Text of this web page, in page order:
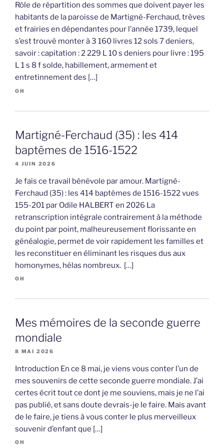
Rôle de répartition des sommes que doivent payer les
habitants de la paroisse de Martigné-Ferchaud, trèves
et frairies en dépendantes pour l’année 1739, lequel
s’est trouvé monter à 3 160 livres 12 sols 7 deniers,
savoir : capitation : 2 229 L 10 s deniers pour livre : 195
L 1 s 8 f solde, habillement, armement et
entretinnement des […]
OH
Martigné-Ferchaud (35) : les 414
baptêmes de 1516-1522
4 JUIN 2026
Je fais ce travail bénévole par amour. Martigné-
Ferchaud (35) : les 414 baptêmes de 1516-1522 vues
155-201 par Odile HALBERT en 2026 La
retranscription intégrale contrairement à la méthode
du point par point, malheureusement florissante en
généalogie, permet de voir rapidement les familles et
les reconstituer en éliminant les risques dus aux
homonymes, hélas nombreux. […]
OH
Mes mémoires de la seconde guerre
mondiale
8 MAI 2026
Introduction En ce 8 mai, je viens vous conter l’un de
mes souvenirs de cette seconde guerre mondiale. J’ai
certes écrit tout ce dont je me souviens, mais je ne l’ai
pas publié, et sans doute devrais-je le faire. Mais avant
de le faire, je tiens à vous conter le plus merveilleux
souvenir d’enfant que […]
OH